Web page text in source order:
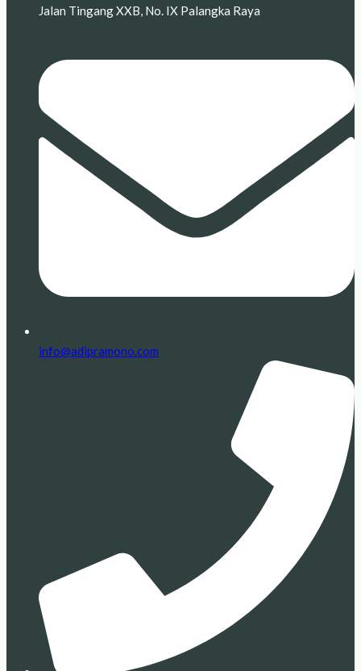
Jalan Tingang XXB, No. IX Palangka Raya
info@adipramono.com